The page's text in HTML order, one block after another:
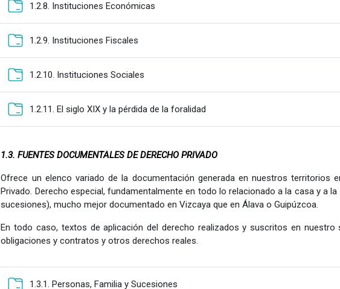
1.2.8. Instituciones Económicas
1.2.9. Instituciones Fiscales
1.2.10. Instituciones Sociales
1.2.11. El siglo XIX y la pérdida de la foralidad
1.3. FUENTES DOCUMENTALES DE DERECHO PRIVADO
Ofrece un elenco variado de la documentación generada en nuestros territorios
Privado. Derecho especial, fundamentalmente en todo lo relacionado a la casa y a
sucesiones), mucho mejor documentado en Vizcaya que en Álava o Guipúzcoa.
En todo caso, textos de aplicación del derecho realizados y suscritos en
obligaciones y contratos y otros derechos reales.
1.3.1. Personas, Familia y Sucesiones